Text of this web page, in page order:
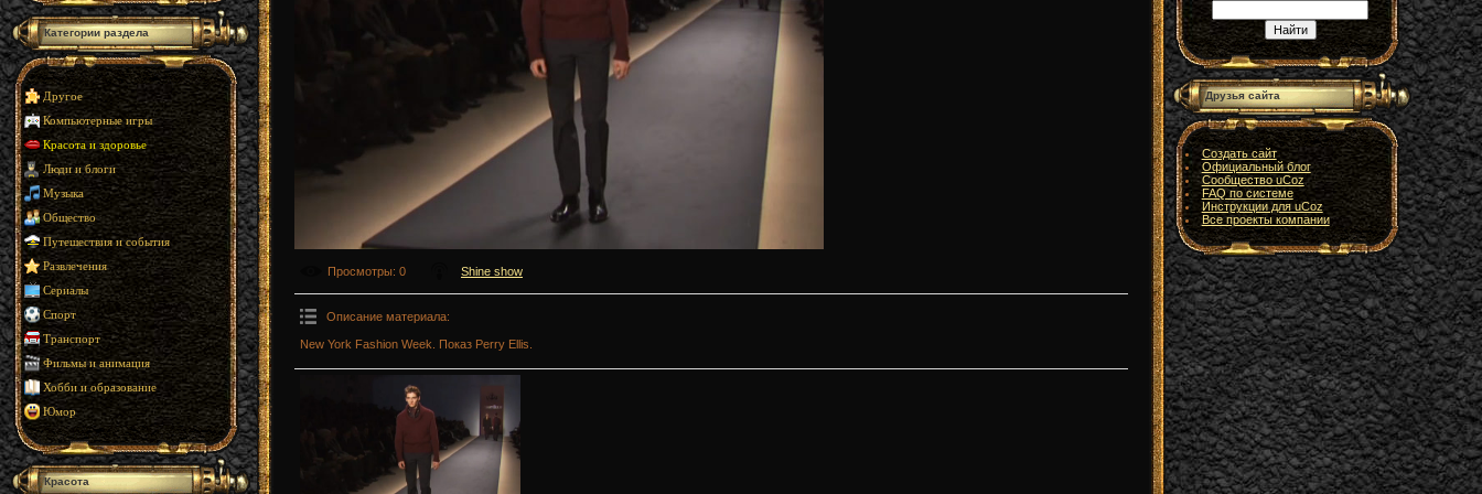
Категории раздела
Другое
Компьютерные игры
Красота и здоровье
Люди и блоги
Музыка
Общество
Путешествия и события
Развлечения
Сериалы
Спорт
Транспорт
Фильмы и анимация
Хобби и образование
Юмор
Красота
Просмотры: 0 Shine show
Описание материала:
New York Fashion Week. Показ Perry Ellis.
Друзья сайта
Создать сайт
Официальный блог
Сообщество uCoz
FAQ по системе
Инструкции для uCoz
Все проекты компании